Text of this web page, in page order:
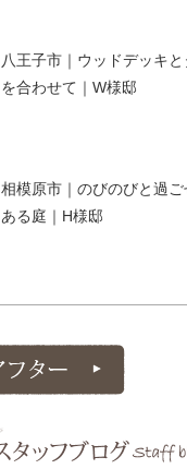
八王子市｜ウッドデッキ
を合わせて｜W様邸
相模原市｜のびのびと過
ある庭｜H様邸